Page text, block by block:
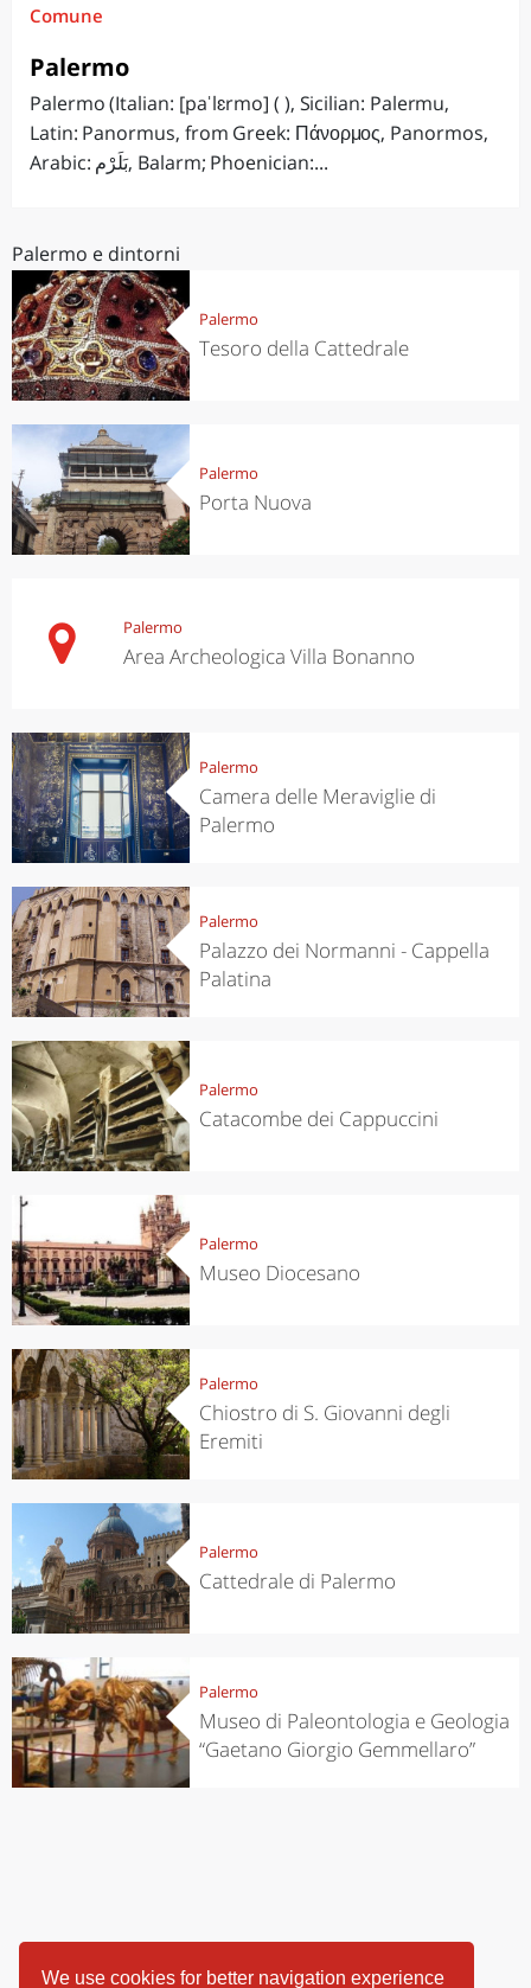
We use cookies for better navigation experience
Comune
Palermo
Palermo (Italian: [paˈlɛrmo] ( ), Sicilian: Palermu,
Latin: Panormus, from Greek: Πάνορμος, Panormos,
Arabic: بَلَرْم‎, Balarm; Phoenician:...
Palermo e dintorni
Palermo
Tesoro della Cattedrale
Palermo
Porta Nuova
Palermo
Area Archeologica Villa Bonanno
Palermo
Camera delle Meraviglie di
Palermo
Palermo
Palazzo dei Normanni - Cappella
Palatina
Palermo
Catacombe dei Cappuccini
Palermo
Museo Diocesano
Palermo
Chiostro di S. Giovanni degli
Eremiti
Palermo
Cattedrale di Palermo
Palermo
Museo di Paleontologia e Geologia
“Gaetano Giorgio Gemmellaro”